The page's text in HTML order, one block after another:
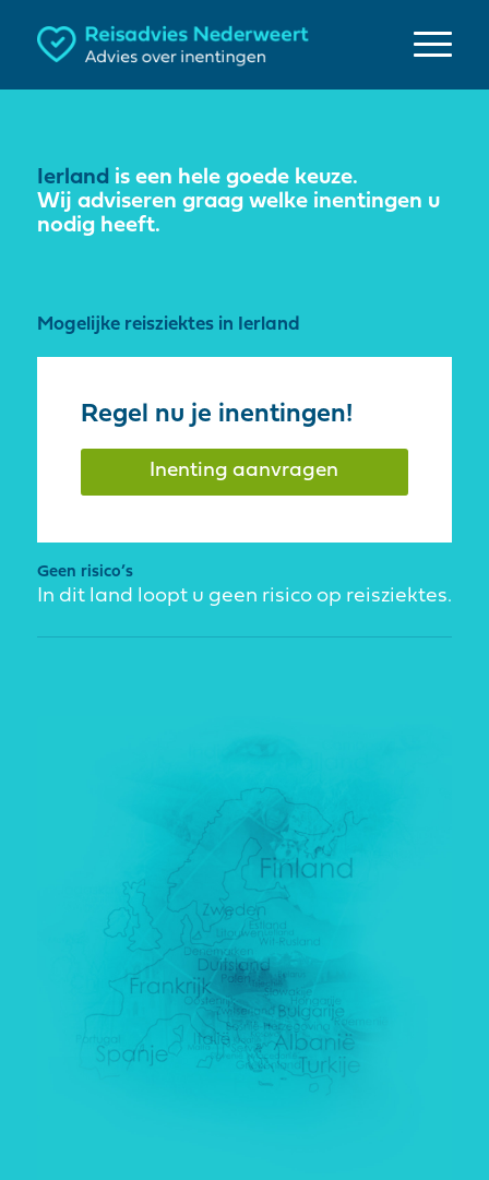
Ierland is een hele goede keuze.
Wij adviseren graag welke inentingen u
nodig heeft.
Mogelijke reisziektes in Ierland
Regel nu je inentingen!
Inenting aanvragen
Geen risico’s
In dit land loopt u geen risico op reisziektes.